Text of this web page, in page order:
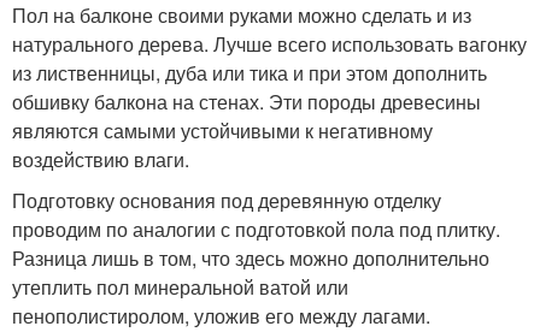
Пол на балконе своими руками можно сделать и из
натурального дерева. Лучше всего использовать вагонку
из лиственницы, дуба или тика и при этом дополнить
обшивку балкона на стенах. Эти породы древесины
являются самыми устойчивыми к негативному
воздействию влаги.
Подготовку основания под деревянную отделку
проводим по аналогии с подготовкой пола под плитку.
Разница лишь в том, что здесь можно дополнительно
утеплить пол минеральной ватой или
пенополистиролом, уложив его между лагами.